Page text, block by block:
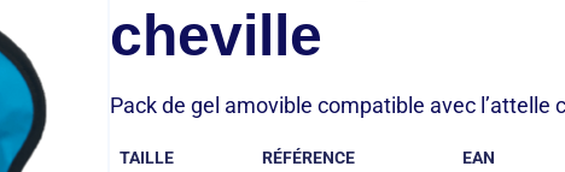
cheville
Pack de gel amovible compatible avec l’attelle
TAILLE RÉFÉRENCE EAN